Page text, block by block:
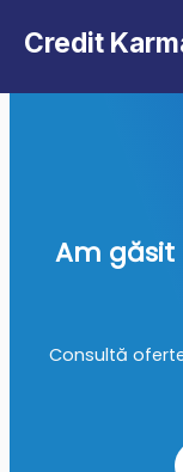
Credit
Am găsit
Consultă